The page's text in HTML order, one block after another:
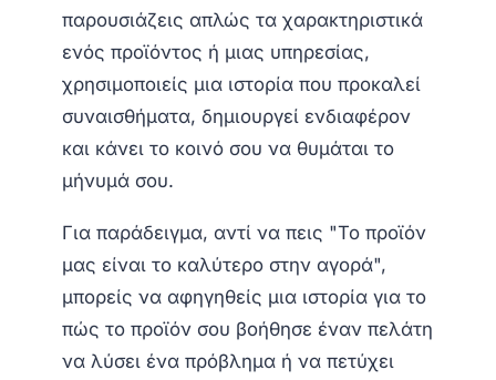
παρουσιάζεις απλώς τα χαρακτηριστικά
ενός προϊόντος ή μιας υπηρεσίας,
χρησιμοποιείς μια ιστορία που προκαλεί
συναισθήματα, δημιουργεί ενδιαφέρον
και κάνει το κοινό σου να θυμάται το
μήνυμά σου.
Για παράδειγμα, αντί να πεις "Το προϊόν
μας είναι το καλύτερο στην αγορά",
μπορείς να αφηγηθείς μια ιστορία για το
πώς το προϊόν σου βοήθησε έναν πελάτη
να λύσει ένα πρόβλημα ή να πετύχει